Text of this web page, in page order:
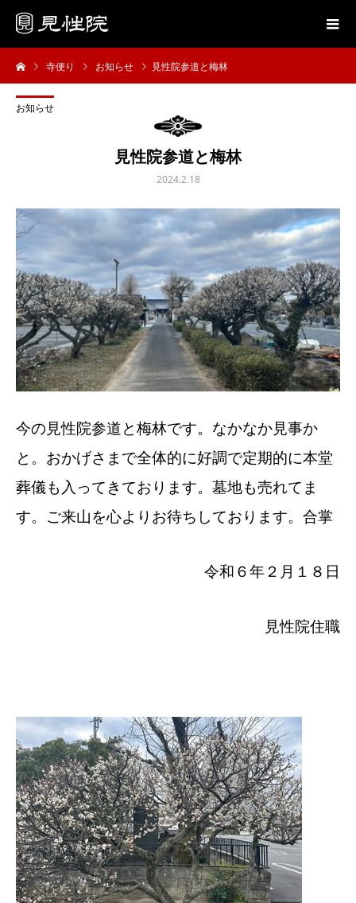
寺便り お知らせ 見性院参道と梅林
お知らせ
見性院参道と梅林
2024.2.18
今の見性院参道と梅林です。なかなか見事か
と。おかげさまで全体的に好調で定期的に本堂
葬儀も入ってきております。墓地も売れてま
す。ご来山を心よりお待ちしております。合掌
令和６年２月１８日
見性院住職